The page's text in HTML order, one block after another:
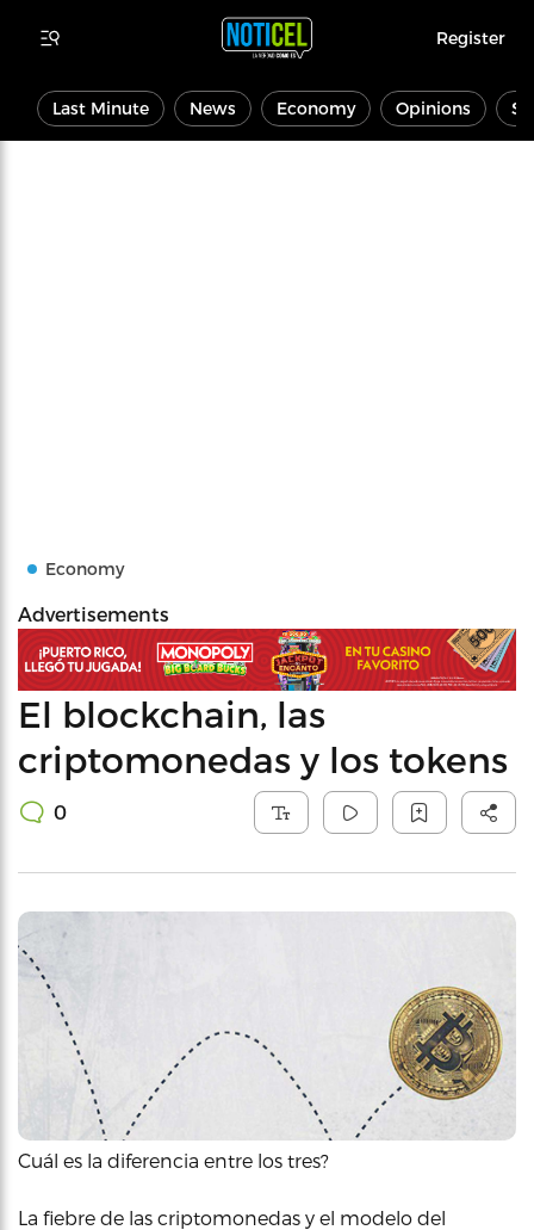
Register
Last Minute News Economy Opinions
Economy
Advertisements
El blockchain, las
criptomonedas y los tokens
0
Cuál es la diferencia entre los tres?
La fiebre de las criptomonedas y el modelo del